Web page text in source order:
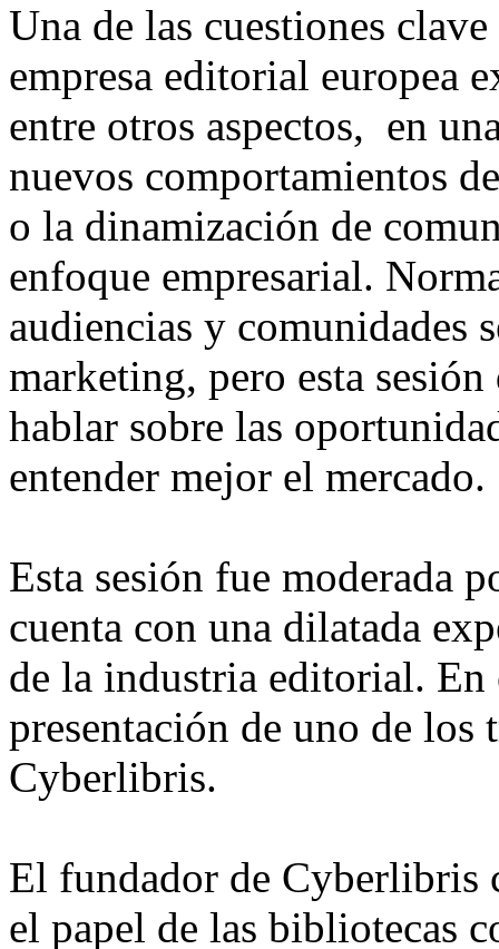
Una de las cuestiones
empresa editorial europea
entre otros aspectos, en
nuevos comportamientos
o la dinamización de
enfoque empresarial.
audiencias y comunidades
marketing, pero esta
hablar sobre las
entender mejor el mercado.
Esta sesión fue moderada
cuenta con una dilatada
de la industria editorial. En
presentación de uno de
Cyberlibris.
El fundador de Cyberlibris
el papel de las bibliotecas